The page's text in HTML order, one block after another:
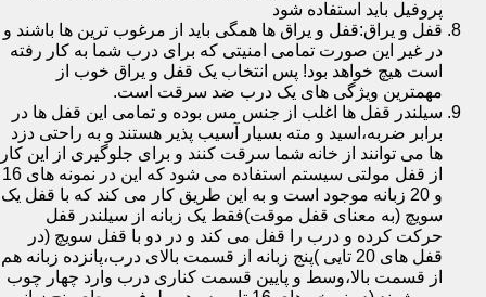
پروفیل باید استفاده شود
قفل و یراق:قفل و یراق ها همگی باید از مرغوب ترین ها باشند و
در غیر این صورت تمامی امنیتی که برای درب شما به کار رفته
است هیچ خواهد بود! پس انتخاب یک قفل و یراق خوب از
مهمترین ویژگی های یک درب ضد سرقت است.
سیلندر قفل ها اغلب از جنس مس بوده و تمامی این قفل ها در
برابر ضربه،اسید و مته بسیار آسیب پذیر هستند و به راحتی دزد
ها می توانند از خانه شما سرقت کنند و برای جلوگیری از این کار
از قفل مولتی سیستم استفاده می شود که این در نمونه های 16
و 20 زبانه موجود است و به این طریق کار می کند که با قفل یک
سویچ (به معنای قفل موقت)فقط یک زبانه از سیلندر قفل
حرکت کرده و درب را قفل می کند و در دو با قفل سویچ (در
قفل های 20 تایی )پنج زبانه از قسمت بالای درب،پانزده زبانه هم
از قسمت بالا،وسط و پایین قسمت کناری درب وارد چهار چوب